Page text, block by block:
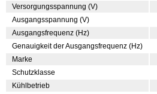
Versorgungsspannung (V)
Ausgangsspannung (V)
Ausgangsfrequenz (Hz)
Genauigkeit der Ausgangsfrequenz (Hz)
Marke
Schutzklasse
Kühlbetrieb